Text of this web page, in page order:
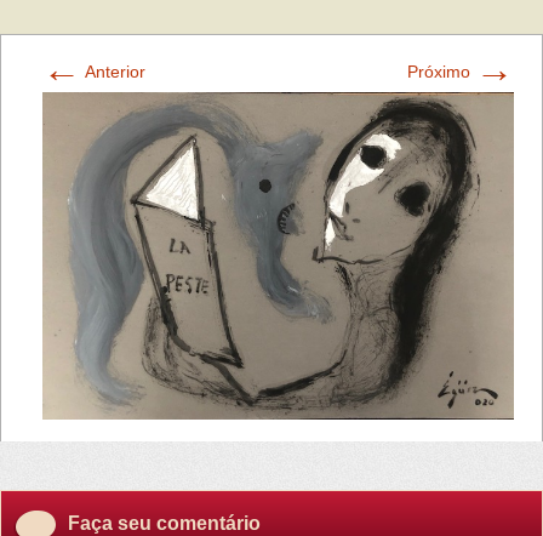
← Anterior Próximo →
Faça seu comentário